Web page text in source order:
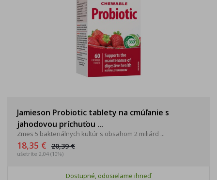
Jamieson Probiotic tablety na cmúľanie s
jahodovou príchuťou ...
Zmes 5 bakteriálnych kultúr s obsahom 2 miliárd ...
18,35 € 20,39 €
ušetríte 2,04 (10%)
Dostupné, odosielame ihneď